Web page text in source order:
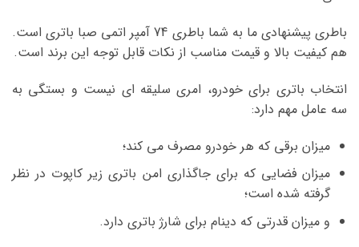
باطری پیشنهادی ما به شما باطری 74 آمپر اتمی صبا باتری است.
هم کیفیت بالا و قیمت مناسب از نکات قابل توجه این برند است.
انتخاب باتری برای خودرو، امری سلیقه ای نیست و بستگی به
سه عامل مهم دارد:
میزان برقی که هر خودرو مصرف می کند؛
میزان فضایی که برای جاگذاری امن باتری زیر کاپوت در نظر
گرفته شده است؛
و میزان قدرتی که دینام برای شارژ باتری دارد.